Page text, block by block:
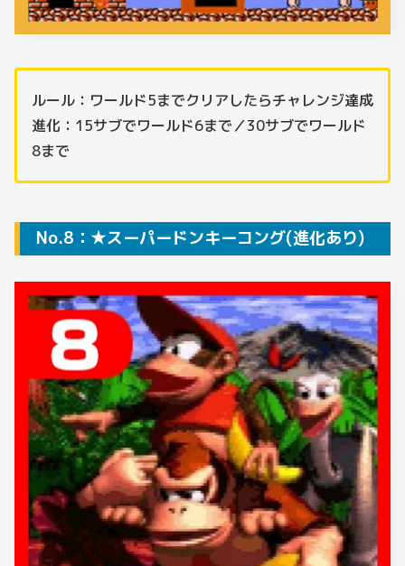
ルール：ワールド5までクリアしたらチャレンジ達成
進化：15サブでワールド6まで／30サブでワールド
8まで
No.8：★スーパードンキーコング(進化あり)